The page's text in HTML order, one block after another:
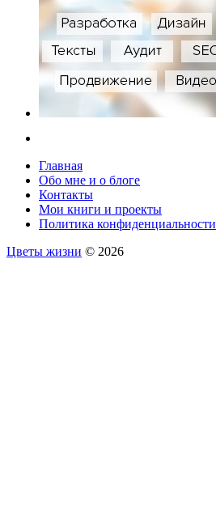
Главная
Обо мне и о блоге
Контакты
Мои книги и проекты
Политика конфиденциальности
Цветы жизни © 2026